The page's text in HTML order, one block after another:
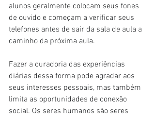
alunos geralmente colocam seus fones
de ouvido e começam a verificar seus
telefones antes de sair da sala de aula a
caminho da próxima aula.
Fazer a curadoria das experiências
diárias dessa forma pode agradar aos
seus interesses pessoais, mas também
limita as oportunidades de conexão
social. Os seres humanos são seres